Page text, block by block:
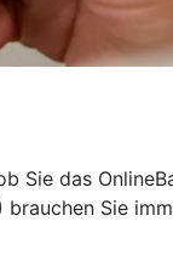
das
Sie